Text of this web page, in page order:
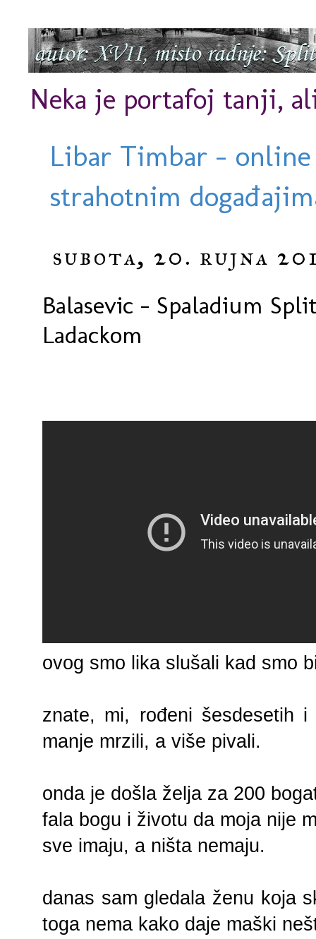
Neka je portafoj tanji,
Libar Timbar -
strahotnim
subota, 20. rujna
Balasevic - Spaladium
Ladackom
ovog smo lika slušali kad smo
znate, mi, rođeni šesdesetih
manje mrzili, a više pivali.
onda je došla želja za 200
fala bogu i životu da moja nije
sve imaju, a ništa nemaju.
danas sam gledala ženu koja
toga nema kako daje maški